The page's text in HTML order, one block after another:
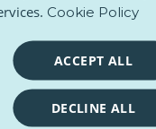
Cookie Policy
ACCEPT ALL
DECLINE ALL